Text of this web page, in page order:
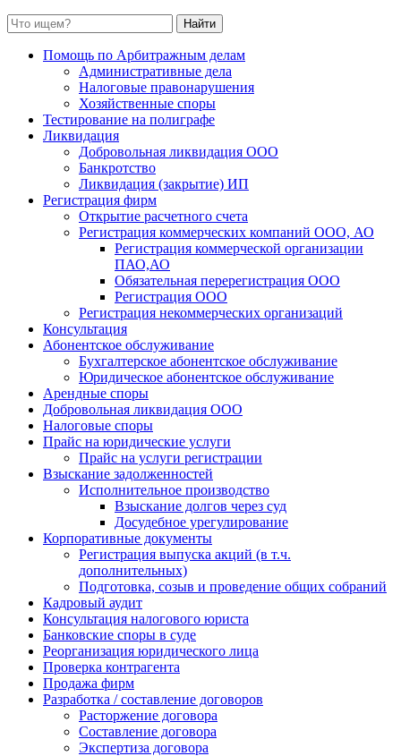
Помощь по Арбитражным делам
Административные дела
Налоговые правонарушения
Хозяйственные споры
Тестирование на полиграфе
Ликвидация
Добровольная ликвидация ООО
Банкротство
Ликвидация (закрытие) ИП
Регистрация фирм
Открытие расчетного счета
Регистрация коммерческих компаний ООО, АО
Регистрация коммерческой организации
ПАО,АО
Обязательная перерегистрация ООО
Регистрация ООО
Регистрация некоммерческих организаций
Консультация
Абонентское обслуживание
Бухгалтерское абонентское обслуживание
Юридическое абонентское обслуживание
Арендные споры
Добровольная ликвидация ООО
Налоговые споры
Прайс на юридические услуги
Прайс на услуги регистрации
Взыскание задолженностей
Исполнительное производство
Взыскание долгов через суд
Досудебное урегулирование
Корпоративные документы
Регистрация выпуска акций (в т.ч.
дополнительных)
Подготовка, созыв и проведение общих собраний
Кадровый аудит
Консультация налогового юриста
Банковские споры в суде
Реорганизация юридического лица
Проверка контрагента
Продажа фирм
Разработка / составление договоров
Расторжение договора
Составление договора
Экспертиза договора